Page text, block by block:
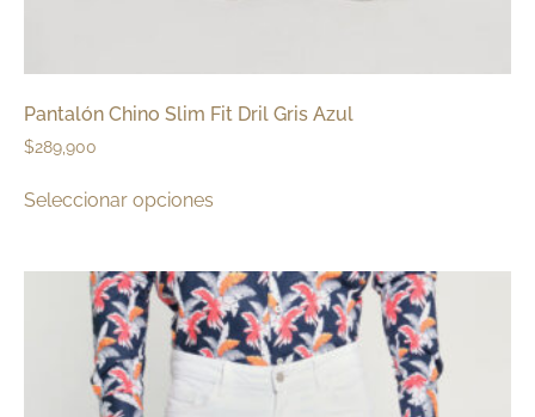
Pantalón Chino Slim Fit Dril Gris Azul
$289,900
Seleccionar opciones